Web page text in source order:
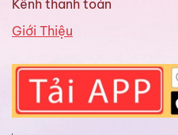
Kênh thanh toán
Giới Thiệu